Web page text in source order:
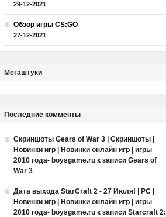
29-12-2021
Обзор игры CS:GO
27-12-2021
Мегаштуки
Последние комменты
Скриншоты Gears of War 3 | Скриншоты |
Новинки игр | Новинки онлайн игр | игры
2010 года- boysgame.ru к записи Gears of
War 3
Дата выхода StarCraft 2 - 27 Июля! | PC |
Новинки игр | Новинки онлайн игр | игры
2010 года- boysgame.ru к записи Starcraft 2: